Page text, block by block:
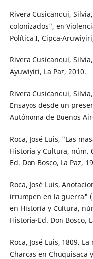
Rivera Cusicanqui,
colonizados", en
Política I, Cipca-
Rivera Cusicanqui,
Ayuwiyiri, La Paz, 2010.
Rivera Cusicanqui,
Ensayos desde un
Autónoma de Buenos
Roca, José Luis, "Las
Historia y Cultura, núm.
Ed. Don Bosco, La Paz,
Roca, José Luis,
irrumpen en la guerra"
en Historia y Cultura,
Historia-Ed. Don Bosco,
Roca, José Luis, 1809.
Charcas en Chuquisaca